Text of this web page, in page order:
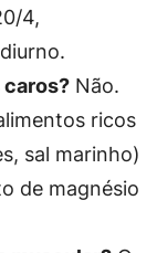
4,
Não.
ricos
sal marinho)
de magnésio